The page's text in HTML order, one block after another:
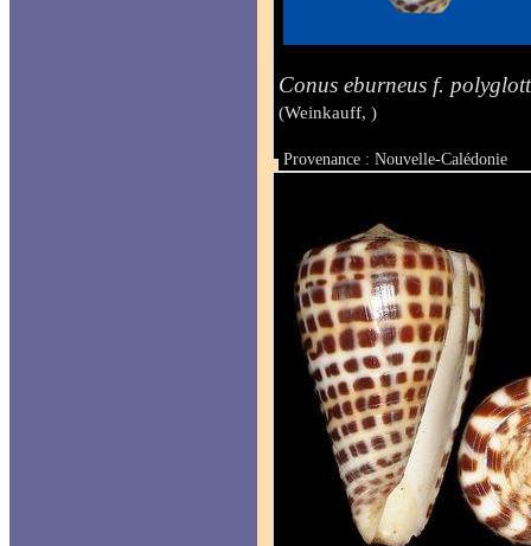
Conus eburneus f.
(Weinkauff, )
Provenance : Nouvelle-Calédonie
Taille : 52 mm